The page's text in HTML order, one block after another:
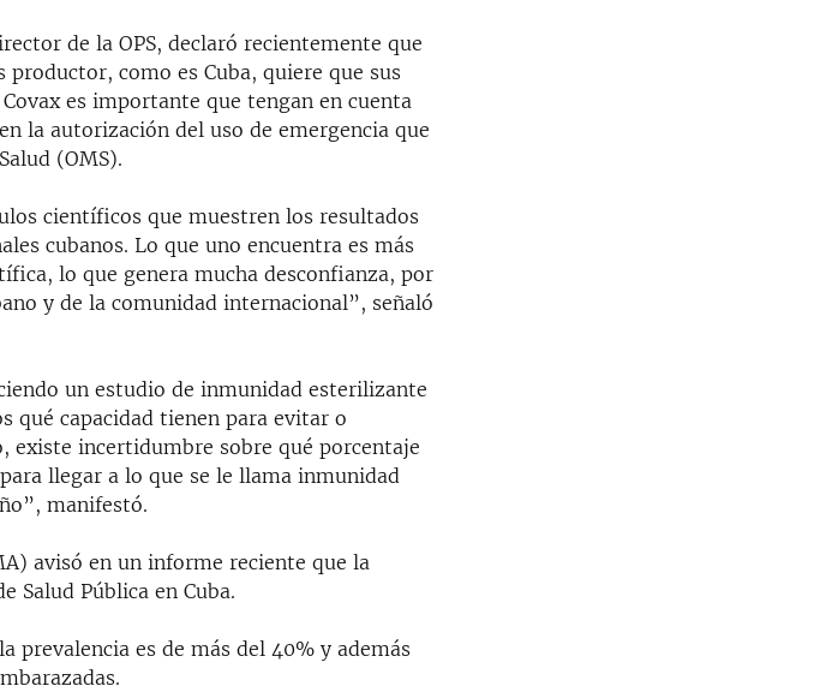
de la OPS, declaró recientemente que
productor, como es Cuba, quiere que sus
es importante que tengan en cuenta
la autorización del uso de emergencia que
(OMS).
científicos que muestren los resultados
cubanos. Lo que uno encuentra es más
lo que genera mucha desconfianza, por
y de la comunidad internacional”, señaló
un estudio de inmunidad esterilizante
qué capacidad tienen para evitar o
incertidumbre sobre qué porcentaje
llegar a lo que se le llama inmunidad
manifestó.
avisó en un informe reciente que la
Salud Pública en Cuba.
prevalencia es de más del 40% y además